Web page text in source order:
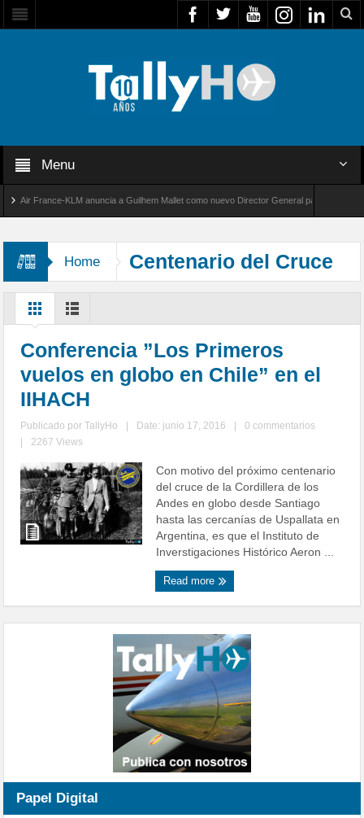
Menu
France-KLM anuncia a Guilhem Mallet como nuevo Director General para América Latina
Home
Centenario del Cruce
de la Cordillera de Los Andes en
Globo
Conferencia ”Los Primeros
vuelos en globo en Chile” en el
IIHACH
Publicado porTallyHo Date: junio 17, 2016
0 commentarios
2267 Views
Con motivo del próximo centenario
del cruce de la Cordillera de los
Andes en globo desde Santiago
hasta las cercanías de Uspallata en
Argentina, es que el Instituto de
Inverstigaciones Histórico Aeron ...
Read more
Papel Digital